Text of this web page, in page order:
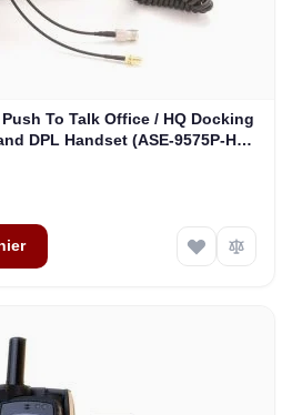
To Talk Office / HQ Docking
DPL Handset (ASE-9575P-HQ-